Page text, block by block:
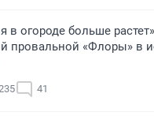
в огороде больше
провальной «Флоры» в
41